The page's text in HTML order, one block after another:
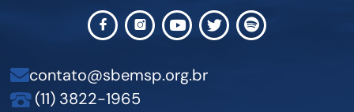
contato@sbemsp.org.br
(11) 3822-1965